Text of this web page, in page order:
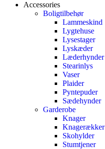
Accessories
Boligtilbehør
Lammeskind
Lygtehuse
Lysestager
Lyskæder
Læderhynder
Stearinlys
Vaser
Plaider
Pyntepuder
Sædehynder
Garderobe
Knager
Knagerækker
Skohylder
Stumtjener